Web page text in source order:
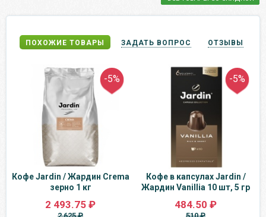
ПОХОЖИЕ ТОВАРЫ ЗАДАТЬ ВОПРОС ОТЗЫВЫ
-5%
Кофе Jardin / Жардин Crema
зерно 1 кг
2 493.75 ₽
-5%
Кофе в капсулах Jardin /
Жардин Vanillia 10 шт, 5 гр
484.50 ₽